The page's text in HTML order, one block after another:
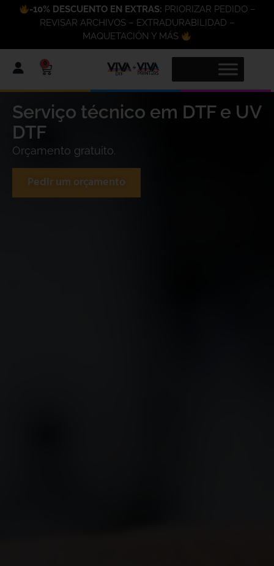
-10% DESCUENTO EN EXTRAS: PRIORIZAR PEDIDO –
REVISAR ARCHIVOS – EXTRADURABILIDAD –
MAQUETACIÓN Y MÁS
0
Serviço técnico em DTF e UV
DTF
Orçamento gratuito.
Pedir um orçamento